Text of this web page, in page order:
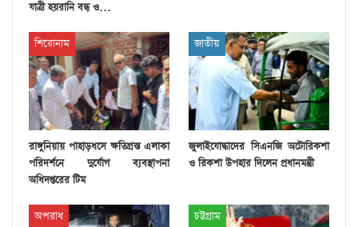
যাত্রী হয়রানি বন্ধ ও…
শিরোনাম
রাঙ্গুনিয়ায় পাহাড়ধসে ক্ষতিগ্রস্ত এলাকা
পরিদর্শনে দুর্যোগ ব্যবস্থাপনা
অধিদপ্তরের টিম
জাতীয়
জুলাইযোদ্ধাদের সিএনজি অটোরিকশা
ও রিকশা উপহার দিলেন প্রধানমন্ত্রী
অপরাধ চট্টগ্রাম